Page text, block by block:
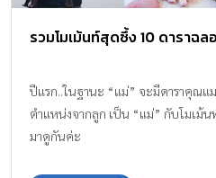
ความสร้างสรรค์ มาพร้อมไอเทมคู่กา
ทนัวร์” ซูเปอร์ฮีโร่พลังทำลายล้าง ในเ
ดำ เปลี่ยนเขาให้เป็นต้าวเหมียวพิฆ
คิ้วท์ ที่พร้อมจะมาขโมยหัวใจผู้ชมทุ
กแสนจะขี้เล่น เขาเป็นพาร์ทเนอร์ข
และกันเพื่อปกป้องปารีสจากภัยร้าย ถ้
รวมโมเม้นท์สุดซึ้ง 10 ดาราฉ
ปีแรก..ในฐานะ “แม่” จะมีดาราคุณ
ตำแหน่งจากลูก เป็น “แม่” กับโมเม้
มาดูกันค่ะ